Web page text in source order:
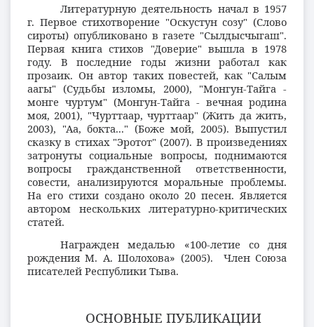
Литературную деятельность начал в 1957
г. Первое стихотворение "Оскустун созу" (Слово
сироты) опубликовано в газете "Сылдысчыгаш".
Первая книга стихов "Доверие" вышла в 1978
году. В последние годы жизни работал как
прозаик. Он автор таких повестей, как "Салым
аагы" (Судьбы изломы, 2000), "Монгун-Тайга -
монге чуртум" (Монгун-Тайга - вечная родина
моя, 2001), "Чурттаар, чурттаар" (Жить да жить,
2003), "Аа, бокта..." (Боже мой, 2005). Выпустил
сказку в стихах "Эротот" (2007). В произведениях
затронуты социальные вопросы, поднимаются
вопросы гражданственной ответственности,
совести, анализируются моральные проблемы.
На его стихи создано около 20 песен. Является
автором нескольких литературно-критических
статей.
Награжден медалью «100-летие со дня
рождения М. А. Шолохова» (2005). Член Союза
писателей Республики Тыва.
ОСНОВНЫЕ ПУБЛИКАЦИИ